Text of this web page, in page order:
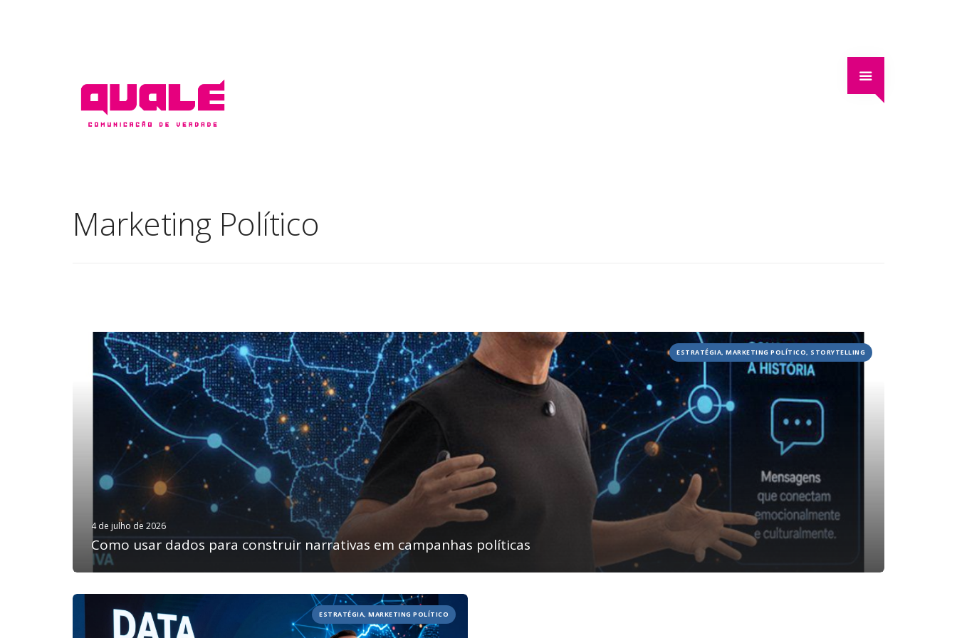
HOME
DEPOIMENTOS
CONTATO
Marketing Político
ESTRATÉGIA, MARKETING POLÍTICO, STORYTELLING
4 de julho de 2026
Como usar dados para construir narrativas em campanhas políticas
ESTRATÉGIA, MARKETING POLÍTICO